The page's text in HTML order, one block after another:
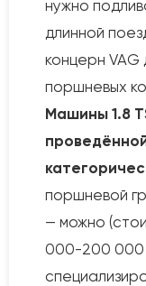
нужно
длинной
концерн
поршневых
Машины 1.8
поршневой
— можно
000-200 000